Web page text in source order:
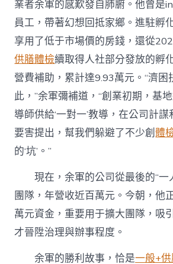
業者余軍的感歎發自肺腑。他曾是
員工，帶著幻想回抵家鄉。進駐孵
享用了低于市場價的房錢，還從
供膳體檢續取得人社部分發放的孵
營費補助，累計達9.93萬元。“濟困
此，”余軍彌補道，“創業初期，基
導師供給‘一對一’教導，在公司計
要害提出，幫我們躲避了不少創體
的‘坑’。”
現在，余軍的公司從最後的“一
團隊，年營收近百萬元。今朝，他
萬元資金，重要用于擴大團隊，吸
才晉陞治理與辦事程度。
余軍的勝利故事，恰是一般+